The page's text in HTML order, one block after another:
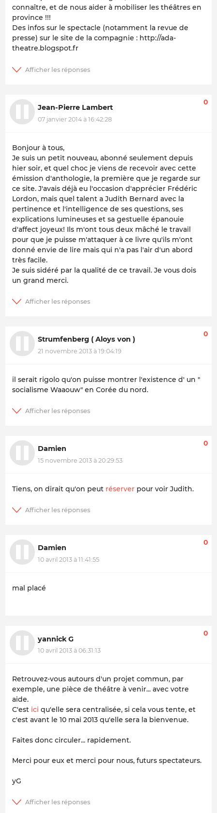
connaître, et de nous aider à mobiliser les théâtres en
province !!!
Des infos sur le spectacle (notamment la revue de
presse) sur le site de la compagnie : http://ada-
theatre.blogspot.fr
Jean-Pierre Lambert
07 janvier 2014 à 16:42:28
0
Bonjour à tous,
Je suis un petit nouveau, abonné seulement depuis
hier soir, et quel choc je viens de recevoir avec cette
émission d'anthologie, la première que je regarde sur
ce site. J'avais déjà eu l'occasion d'apprécier Frédéric
Lordon, mais quel talent a Judith Bernard avec la
pertinence et l'intelligence de ses questions, ses
explications lumineuses et sa gestuelle épanouie
d'affect joyeux! Ils m'ont tous deux mâché le travail
pour que je puisse m'attaquer à ce livre qu'ils m'ont
donné envie de lire mais qui n'a pas l'air d'un abord
très facile.
Je suis sidéré par la qualité de ce travail. Je vous dois
un grand merci.
Strumfenberg ( Aloys von )
21 novembre 2013 à 19:04:19
0
il serait rigolo qu'on puisse montrer l'existence d' un "
socialisme Waaouw" en Corée du nord.
Damien
15 novembre 2013 à 20:29:53
0
Tiens, on dirait qu'on peut réserver pour voir Judith.
Damien
10 avril 2013 à 11:41:55
0
mal placé
yannick G
10 avril 2013 à 06:31:13
0
Retrouvez-vous autours d'un projet commun, par
exemple, une pièce de théâtre à venir... avec votre
aide.
C'est ici qu'elle sera centralisée, si cela vous tente, et
c'est avant le 10 mai 2013 qu'elle sera la bienvenue.
Faites donc circuler... rapidement.
Merci pour eux et merci pour nous, futurs spectateurs.
yG